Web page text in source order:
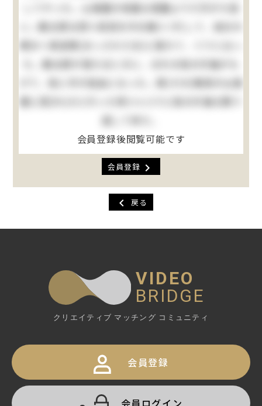
してやった。山城屋の地面は菜園より六尺がた低
い。勘太郎は四つ目垣を半分崩(くず)して、自分の
領分へ真逆様(まっさかさま)に落ちて、ぐうと云っ
た。勘太郎が落ちるときに、おれの袷の片袖がも
げて、急に手が自由になった。其(その)晩母が山城
屋に詫(わ)びに行った序(つい)でに袷の片袖も取り
返して来た。
会員登録後閲覧可能です
会員登録 chevron_right
chevron_left 戻る
VIDEO
BRIDGE
クリエイティブ マッチング コミュニティ
会員登録